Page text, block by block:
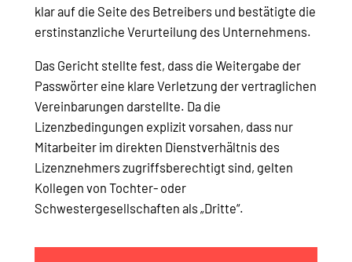
klar auf die Seite des Betreibers und bestätigte die
erstinstanzliche Verurteilung des Unternehmens.
Das Gericht stellte fest, dass die Weitergabe der
Passwörter eine klare Verletzung der vertraglichen
Vereinbarungen darstellte. Da die
Lizenzbedingungen explizit vorsahen, dass nur
Mitarbeiter im direkten Dienstverhältnis des
Lizenznehmers zugriffsberechtigt sind, gelten
Kollegen von Tochter- oder
Schwestergesellschaften als „Dritte“.